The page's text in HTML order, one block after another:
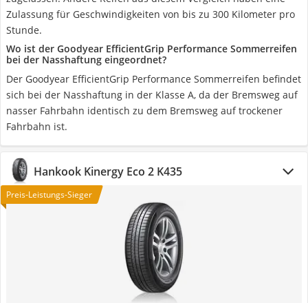
Zulassung für Geschwindigkeiten von bis zu 300 Kilometer pro
Stunde.
Wo ist der Goodyear EfficientGrip Performance Sommerreifen
bei der Nasshaftung eingeordnet?
Der Goodyear EfficientGrip Performance Sommerreifen befindet
sich bei der Nasshaftung in der Klasse A, da der Bremsweg auf
nasser Fahrbahn identisch zu dem Bremsweg auf trockener
Fahrbahn ist.
Hankook Kinergy Eco 2 K435
Preis-Leistungs-Sieger